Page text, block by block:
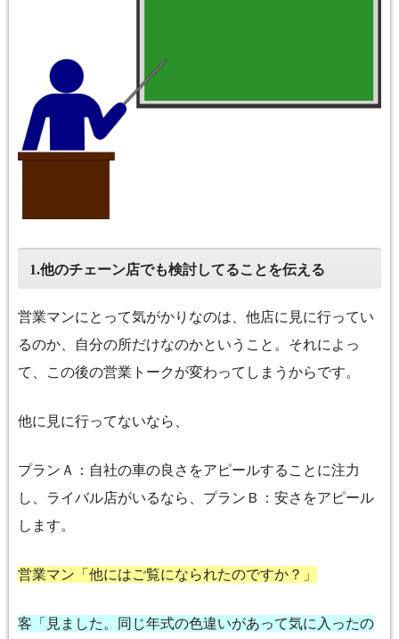
1.他のチェーン店でも検討してることを伝える
営業マンにとって気がかりなのは、他店に見に行ってい
るのか、自分の所だけなのかということ。それによっ
て、この後の営業トークが変わってしまうからです。
他に見に行ってないなら、
プランＡ：自社の車の良さをアピールすることに注力
し、ライバル店がいるなら、プランＢ：安さをアピール
します。
営業マン「他にはご覧になられたのですか？」
客「見ました。同じ年式の色違いがあって気に入ったの